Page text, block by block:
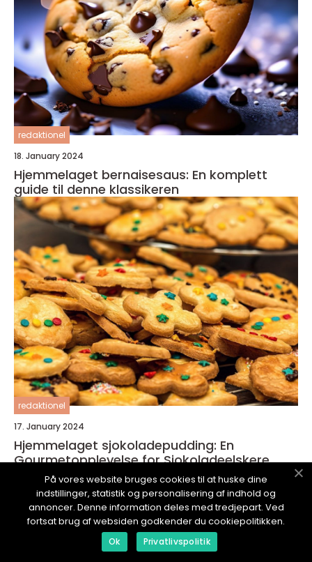
redaktionel
18. January 2024
Hjemmelaget bernaisesaus: En komplett
guide til denne klassikeren
redaktionel
17. January 2024
Hjemmelaget sjokoladepudding: En
Gourmetopplevelse for Sjokoladeelskere
På vores website bruges cookies til at huske dine
indstillinger, statistik og personalisering af indhold og
annoncer. Denne information deles med tredjepart. Ved
fortsat brug af websiden godkender du cookiepolitikken.
Ok Privatlivspolitik